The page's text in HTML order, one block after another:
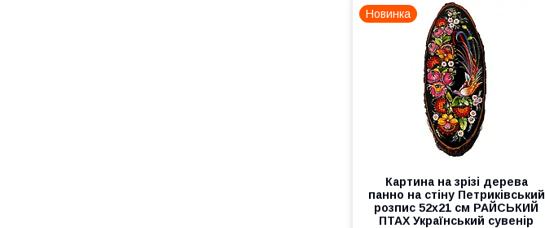
Новинка
Картина на зрізі дерева
панно на стіну Петриківський
розпис 52x21 см РАЙСЬКИЙ
ПТАХ Український сувенір